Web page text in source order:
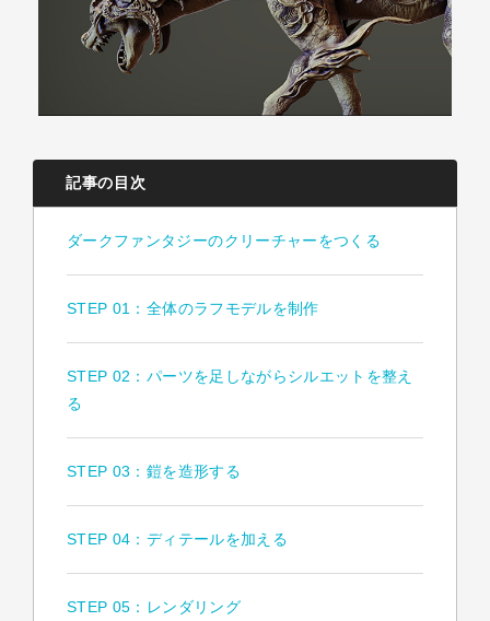
記事の目次
ダークファンタジーのクリーチャーをつくる
STEP 01：全体のラフモデルを制作
STEP 02：パーツを足しながらシルエットを整え
る
STEP 03：鎧を造形する
STEP 04：ディテールを加える
STEP 05：レンダリング